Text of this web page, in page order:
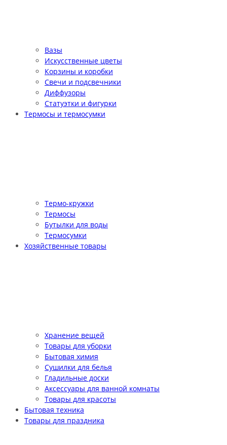
Вазы
Искусственные цветы
Корзины и коробки
Свечи и подсвечники
Диффузоры
Статуэтки и фигурки
Термосы и термосумки
Термо-кружки
Термосы
Бутылки для воды
Термосумки
Хозяйственные товары
Хранение вещей
Товары для уборки
Бытовая химия
Сушилки для белья
Гладильные доски
Аксессуары для ванной комнаты
Товары для красоты
Бытовая техника
Товары для праздника